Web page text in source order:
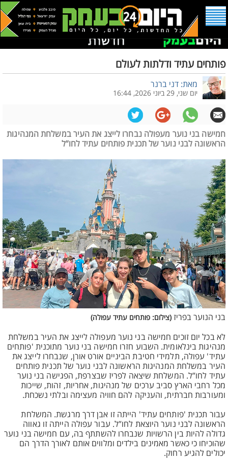
פותחים עתיד ודלתות לעולם
מאת: דני ברנר
יום שני, 29 ביוני 2026, 16:44
חמישה בני נוער מעפולה נבחרו לייצג את העיר במשלחת המנהיגות
הראשונה לבני נוער של תכנית פותחים עתיד לחו”ל
בני הנוער בפריז (צילום: פותחים עתיד עפולה)
לא בכל יום זוכים חמישה בני נוער מעפולה לייצג את העיר במשלחת
מנהיגות בינלאומית. השבוע חזרו חמישה בני נוער מתוכנית 'פותחים
עתיד' עפולה, תלמידי חטיבת הביניים אורט אורן, שנבחרו לייצג את
העיר במשלחת המנהיגות הראשונה לבני נוער של תכנית פותחים
עתיד לחו”ל. המשלחת שיצאה לפריז שבצרפת, הפגישה בני נוער
מכל רחבי הארץ סביב ערכים של מנהיגות, אחריות, זהות, שייכות
ומעורבות חברתית, והעניקה להם חוויה מעצימה ובלתי נשכחת.
עבור תכנית 'פותחים עתיד' הייתה זו אבן דרך מרגשת. המשלחת
הראשונה לבני נוער היוצאת לחו”ל. עבור עפולה הייתה זו גאווה
גדולה להיות בין הרשויות שנבחרו להשתתף בה, עם חמישה בני נוער
שהוכיחו כי כאשר מאמינים בילדים ומלווים אותם לאורך הדרך הם
יכולים להגיע רחוק.